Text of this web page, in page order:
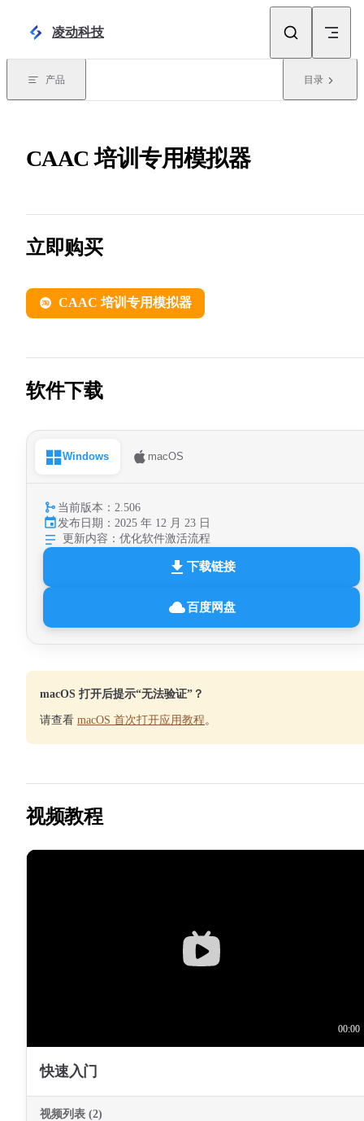
凌动科技
产品 目录
CAAC 培训专用模拟器
立即购买
CAAC 培训专用模拟器
软件下载
Windows macOS
当前版本：2.506
发布日期：2025 年 12 月 23 日
更新内容： 优化软件激活流程
下载链接
百度网盘
macOS 打开后提示“无法验证”？
请查看 macOS 首次打开应用教程 。
视频教程
快速入门
视频列表 (2)